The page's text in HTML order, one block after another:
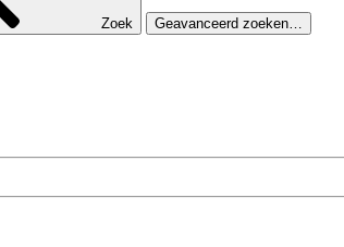
Zoek Geavanceerd zoeken…